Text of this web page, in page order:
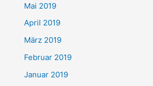
Mai 2019
April 2019
März 2019
Februar 2019
Januar 2019